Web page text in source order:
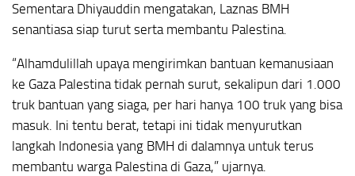
Sementara Dhiyauddin mengatakan, Laznas BMH
senantiasa siap turut serta membantu Palestina.
“Alhamdulillah upaya mengirimkan bantuan kemanusiaan
ke Gaza Palestina tidak pernah surut, sekalipun dari 1.000
truk bantuan yang siaga, per hari hanya 100 truk yang bisa
masuk. Ini tentu berat, tetapi ini tidak menyurutkan
langkah Indonesia yang BMH di dalamnya untuk terus
membantu warga Palestina di Gaza,” ujarnya.